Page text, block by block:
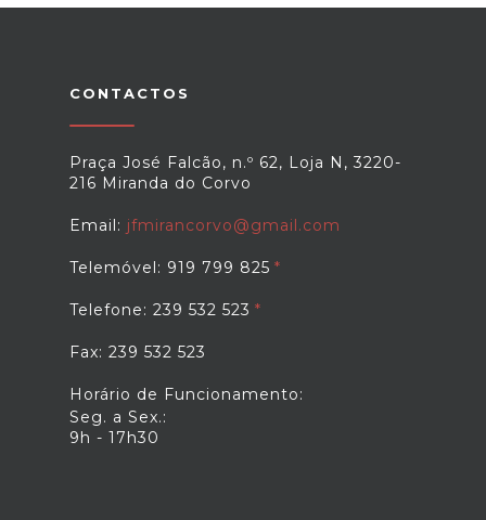
CONTACTOS
Praça José Falcão, n.º 62, Loja N, 3220-
216 Miranda do Corvo
Email: jfmirancorvo@gmail.com
Telemóvel: 919 799 825
Telefone: 239 532 523
Fax: 239 532 523
Horário de Funcionamento:
Seg. a Sex.:
9h - 17h30